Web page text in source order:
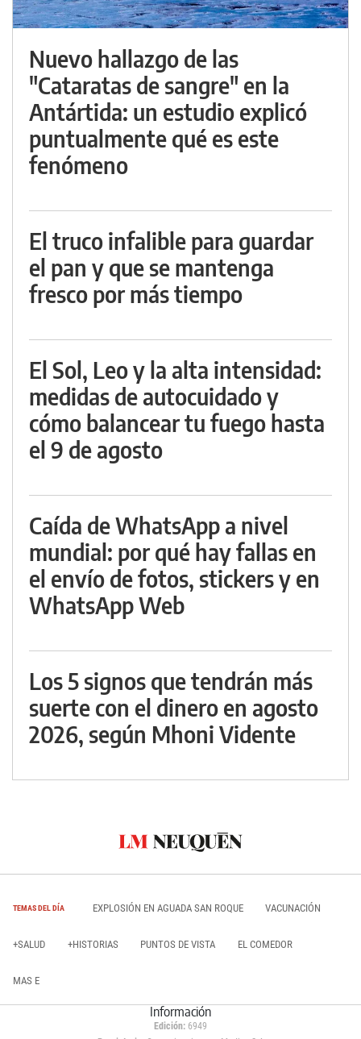
Nuevo hallazgo de las
"Cataratas de sangre" en la
Antártida: un estudio explicó
puntualmente qué es este
fenómeno
El truco infalible para guardar
el pan y que se mantenga
fresco por más tiempo
El Sol, Leo y la alta intensidad:
medidas de autocuidado y
cómo balancear tu fuego hasta
el 9 de agosto
Caída de WhatsApp a nivel
mundial: por qué hay fallas en
el envío de fotos, stickers y en
WhatsApp Web
Los 5 signos que tendrán más
suerte con el dinero en agosto
2026, según Mhoni Vidente
TEMAS DEL DÍA EXPLOSIÓN EN AGUADA SAN ROQUE VACUNACIÓN
+SALUD +HISTORIAS PUNTOS DE VISTA EL COMEDOR
MAS E
Información
Edición: 6949